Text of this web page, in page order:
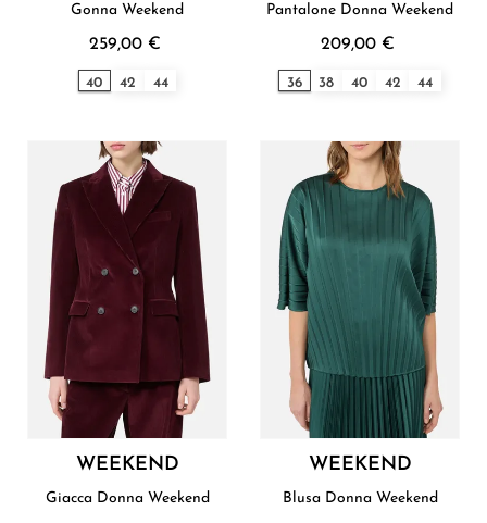
Gonna Weekend
259,00 €
40 42 44
Pantalone Donna Weekend
209,00 €
36 38 40 42 44
WEEKEND
Giacca Donna Weekend
WEEKEND
Blusa Donna Weekend